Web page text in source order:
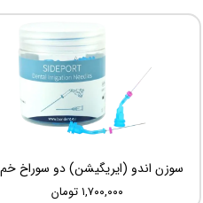
۱,۷۰۰,۰۰۰ تومان